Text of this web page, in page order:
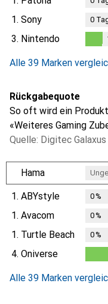
1. Sony 0
3. Nintendo
Alle 39 Marken
Rückgabequote
So oft wird ein
«Weiteres Gaming
Quelle: Digitec Galaxus
Hama
1. ABYstyle 0%
1. Avacom 0%
1. Turtle Beach 0%
4. Oniverse
Alle 39 Marken